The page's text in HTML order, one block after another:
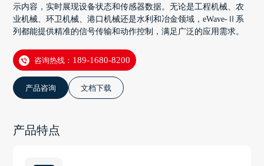
示内容，实时展现设备状态和传感器数据。无论是工程机械、农
业机械、环卫机械、港口机械还是水利和冶金领域，eWave-Ⅱ系
列都能提供精准的信号传输和动作控制，满足广泛的应用需求。
咨询热线： 189-1680-8200
产品咨询 文档下载
产品特点